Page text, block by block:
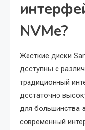
NVMe?
Жесткие диски
доступны с
традиционный
достаточно
для большинства
современный